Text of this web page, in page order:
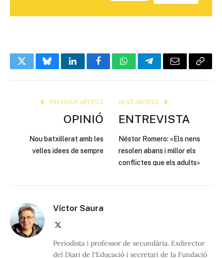
TwitterBlueskyLinkedInFacebookWhatsAppTelegramEmail Copy
PREVIOUS ARTICLE
OPINIÓ
Nou batxillerat amb les
velles idees de sempre
NEXT ARTICLE
ENTREVISTA
Néstor Romero: «Els nens
resolen abans i millor els
conflictes que els adults»
Víctor Saura
Periodista i professor de secundària. Exdirector
del Diari de l'Educació i secretari de la Fundació